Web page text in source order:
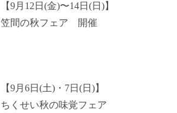
【9月12日(金)〜14日(日)】
笠間の秋フェア 開催
【9月6日(土)・7日(日)】
ちくせい秋の味覚フェア